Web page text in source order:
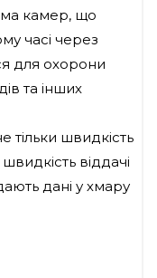
камер, що
часі через
для охорони
та інших
швидкість
віддачі
дані у хмару